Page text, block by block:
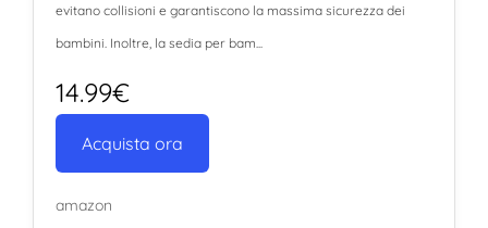
evitano collisioni e garantiscono la massima sicurezza dei
bambini. Inoltre, la sedia per bam...
14.99€
Acquista ora
amazon